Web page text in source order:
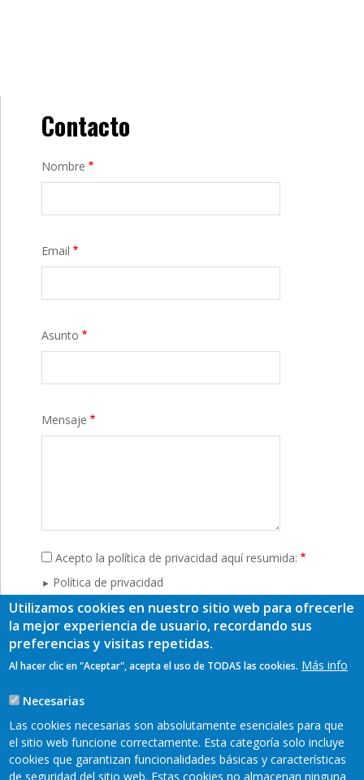
Contacto
Nombre
Email
Asunto
Mensaje
Acepto la política de privacidad aquí resumida:
Política de privacidad
CAPTCHA
Esta pregunta es para comprobar si
usted es un visitante humano y
prevenir envíos de spam
Utilizamos cookies en nuestro sitio web para ofrecerle
la mejor experiencia de usuario, recordando sus
preferencias y visitas repetidas.
Al hacer clic en "Aceptar", acepta el uso de TODAS las cookies. Más info
Necesarias
Las cookies necesarias son absolutamente esenciales para que
el sitio web funcione correctamente. Esta categoría solo incluye
cookies que garantizan funcionalidades básicas y características
de seguridad del sitio web. Estas cookies no almacenan ninguna